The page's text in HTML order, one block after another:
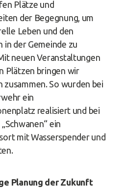
Plätze und
der Begegnung, um
Leben und den
in der Gemeinde zu
neuen Veranstaltungen
Plätzen bringen wir
zusammen. So wurden bei
ein
realisiert und bei
ein
mit Wasserspender und
Planung der Zukunft